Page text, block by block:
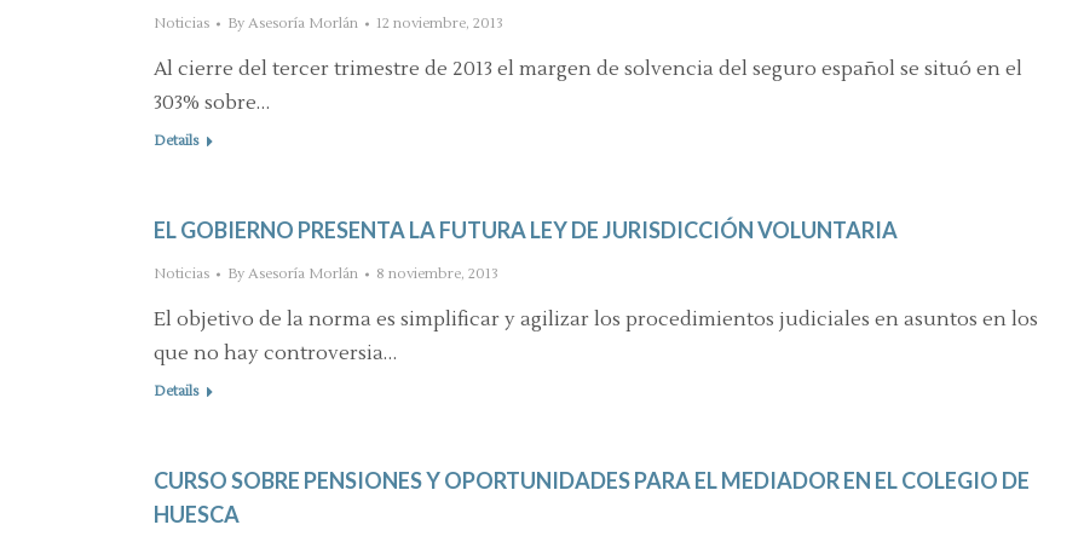
Noticias By Asesoría Morlán 12 noviembre, 2013
Al cierre del tercer trimestre de 2013 el margen de solvencia del seguro español se situó en el
303% sobre…
Details
EL GOBIERNO PRESENTA LA FUTURA LEY DE JURISDICCIÓN VOLUNTARIA
Noticias By Asesoría Morlán 8 noviembre, 2013
El objetivo de la norma es simplificar y agilizar los procedimientos judiciales en asuntos en los
que no hay controversia…
Details
CURSO SOBRE PENSIONES Y OPORTUNIDADES PARA EL MEDIADOR EN EL COLEGIO DE
HUESCA